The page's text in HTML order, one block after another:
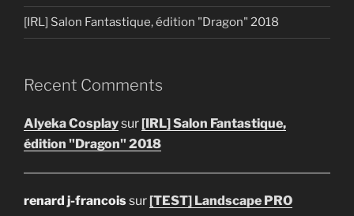
[IRL] Salon Fantastique, édition "Dragon" 2018
Recent Comments
Alyeka Cosplaysur [IRL] Salon Fantastique,
édition "Dragon" 2018
renard j-francoissur [TEST] Landscape PRO